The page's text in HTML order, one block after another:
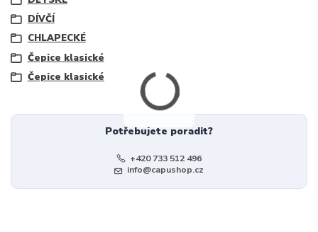
DÍVČÍ
CHLAPECKÉ
Čepice klasické
Čepice klasické
Potřebujete poradit?
+420 733 512 496
info@capushop.cz